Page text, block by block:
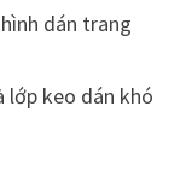
dán trang
lớp keo dán khó